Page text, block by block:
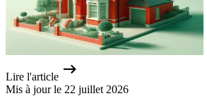
Lire l'article
Mis à jour le 22 juillet 2026